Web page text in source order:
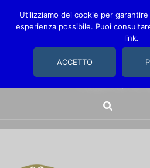
Utilizziamo dei cookie per
esperienza possibile. Puoi
link.
ACCETTO